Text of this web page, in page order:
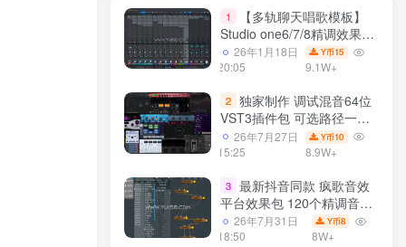
1
【多轨聊天唱歌模板】
Studio one6/7/8精调效果包
多种效果模式 声卡调试好直
播预设模板
26年1月18日
20:05
Y币15
9.1W+
2 独家制作 调试混音64位
VST3插件包 可选路径一键
安装600个效果器合集v2.0
WiN 支持定制
26年7月27日
15:25
Y币10
8.9W+
3 最新抖音同款 疯歌音效
平台效果包 120个精调音效
包+软件自带170个音效
+600个插件 带安装教程全
26年7月31日
18:50
Y币8
8W+